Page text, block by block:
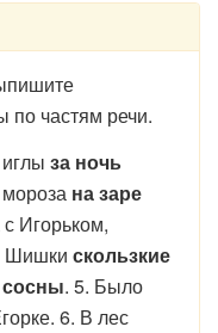
по частям речи.
за ночь
на заре
Игорьком,
Шишки скользкие
. 5. Было
6. В лес